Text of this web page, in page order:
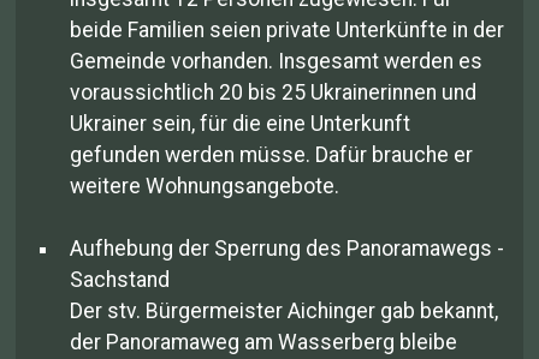
beide Familien seien private Unterkünfte in der
Gemeinde vorhanden. Insgesamt werden es
voraussichtlich 20 bis 25 Ukrainerinnen und
Ukrainer sein, für die eine Unterkunft
gefunden werden müsse. Dafür brauche er
weitere Wohnungsangebote.
Aufhebung der Sperrung des Panoramawegs -
Sachstand
Der stv. Bürgermeister Aichinger gab bekannt,
der Panoramaweg am Wasserberg bleibe